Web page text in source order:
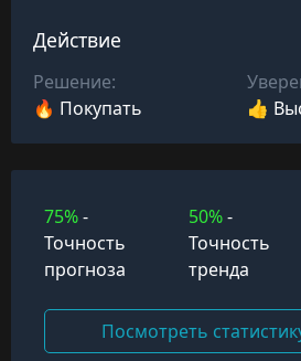
Действие
Решение:
🔥 Покупать
👍
75%-
Точность
прогноза
50%-
Точность
тренда
Посмотреть